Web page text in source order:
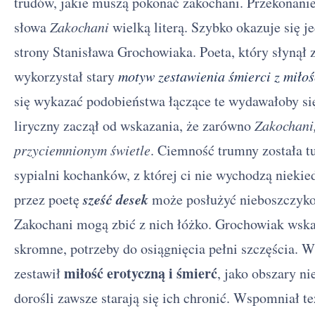
słowaZakochaniwielką literą. Szybko okazuje się
strony Stanisława Grochowiaka. Poeta, który
wykorzystał starymotyw zestawienia śmierci z
się wykazać podobieństwa łączące te wydawałoby
liryczny zaczął od wskazania, że zarówno
przyciemnionym świetle. Ciemność trumny została
sypialni kochanków, z której ci nie wychodzą
przez poetęsześć desekmoże posłużyć
Zakochani mogą zbić z nich łóżko. Grochowiak
skromne, potrzeby do osiągnięcia pełni szczęścia.
zestawiłmiłość erotyczną i śmierć, jako obszary
dorośli zawsze starają się ich chronić. Wspomniał